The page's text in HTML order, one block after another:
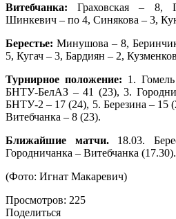
Витебчанка: Граховская – 8,
Шинкевич – по 4, Синякова – 3,
Берестье: Минушова – 8,
5, Кугач – 3, Бардиян – 2,
Турнирное положение: 1.
БНТУ-БелАЗ – 41 (23), 3.
БНТУ-2 – 17 (24), 5. Березина – 15
Витебчанка – 8 (23).
Ближайшие матчи.18.03.
Городничанка – Витебчанка
(Фото: Игнат Макаревич)
Просмотров: 225
Поделиться